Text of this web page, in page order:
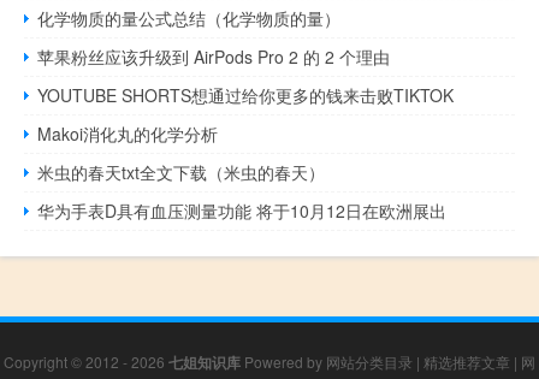
化学物质的量公式总结（化学物质的量）
苹果粉丝应该升级到 AirPods Pro 2 的 2 个理由
YOUTUBE SHORTS想通过给你更多的钱来击败TIKTOK
Makoi消化丸的化学分析
米虫的春天txt全文下载（米虫的春天）
华为手表D具有血压测量功能 将于10月12日在欧洲展出
Copyright © 2012 - 2026 七姐知识库 Powered by 网站分类目录 | 精选推荐文章 | 网